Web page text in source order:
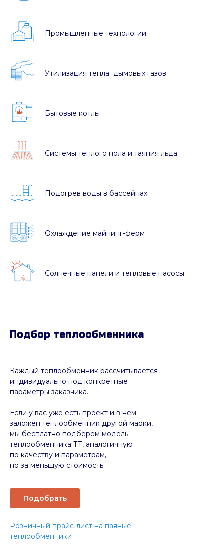
Промышленные технологии
Утилизация тепла дымовых газов
Бытовые котлы
Системы теплого пола и таяния льда
Подогрев воды в бассейнах
Охлаждение майнинг-ферм
Солнечные панели и тепловые насосы
Подбор теплообменника
Подобрать
Каждый теплообменник рассчитывается
индивидуально под конкретные
параметры заказчика.
Если у вас уже есть проект и в нём
заложен теплообменник другой марки,
мы бесплатно подберем модель
теплообменника ТТ, аналогичную
по качеству и параметрам,
но за меньшую стоимость.
Розничный прайс-лист на паяные
теплообменники